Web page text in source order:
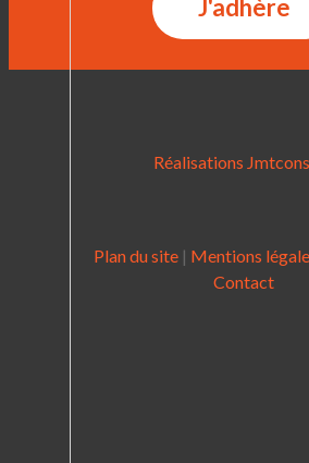
J'adhère
Réalisations
Plan du site | Mentions
Contact